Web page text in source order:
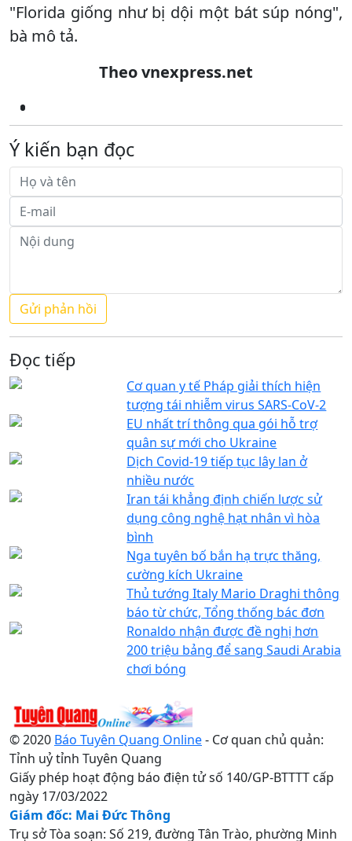
"Florida giống như bị dội một bát súp nóng",
bà mô tả.
Theo vnexpress.net
Ý kiến bạn đọc
Đọc tiếp
Cơ quan y tế Pháp giải thích hiện
tượng tái nhiễm virus SARS-CoV-2
EU nhất trí thông qua gói hỗ trợ
quân sự mới cho Ukraine
Dịch Covid-19 tiếp tục lây lan ở
nhiều nước
Iran tái khẳng định chiến lược sử
dụng công nghệ hạt nhân vì hòa
bình
Nga tuyên bố bắn hạ trực thăng,
cường kích Ukraine
Thủ tướng Italy Mario Draghi thông
báo từ chức, Tổng thống bác đơn
Ronaldo nhận được đề nghị hơn
200 triệu bảng để sang Saudi Arabia
chơi bóng
© 2020 Báo Tuyên Quang Online- Cơ quan chủ quản:
Tỉnh uỷ tỉnh Tuyên Quang
Giấy phép hoạt động báo điện tử số 140/GP-BTTTT cấp
ngày 17/03/2022
Giám đốc: Mai Đức Thông
Trụ sở Tòa soạn: Số 219, đường Tân Trào, phường Minh